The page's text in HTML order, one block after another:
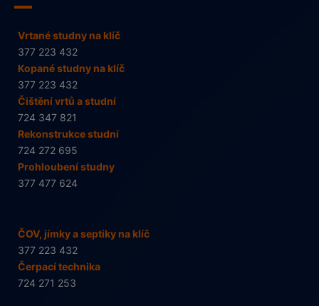
Vrtané studny na klíč
377 223 432
Kopané studny na klíč
377 223 432
Čištění vrtů a studní
724 347 821
Rekonstrukce studní
724 272 695
Prohloubení studny
377 477 624
ČOV, jímky a septiky na klíč
377 223 432
Čerpací technika
724 271 253